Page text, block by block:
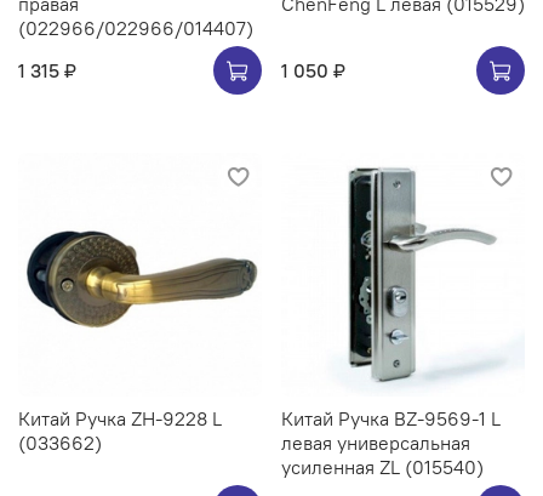
(022966/022966/014407)
1 315 ₽
1 050 ₽
Китай Ручка ZH-9228 L
(033662)
Китай Ручка BZ-9569-1 L
левая универсальная
усиленная ZL (015540)